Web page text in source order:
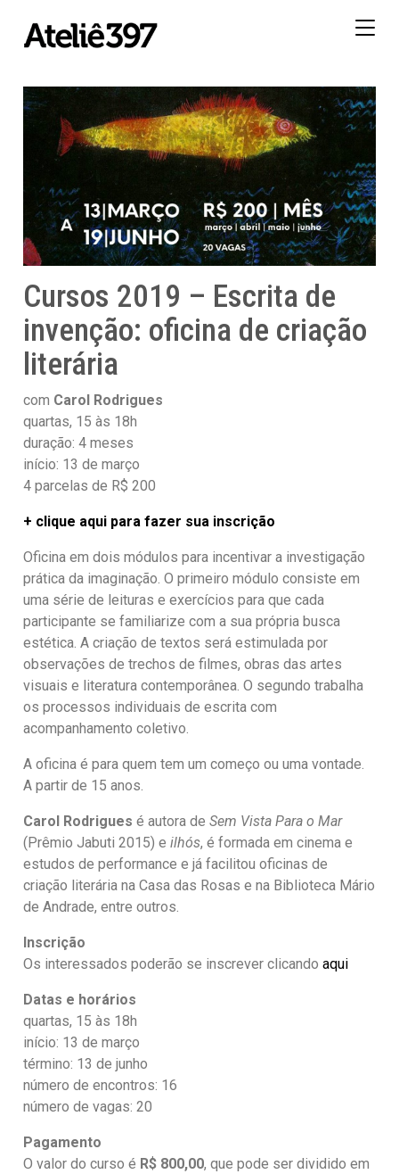
Cursos 2019 – Escrita de
invenção: oficina de criação
literária
com Carol Rodrigues
quartas, 15 às 18h
duração: 4 meses
início: 13 de março
4 parcelas de R$ 200
+ clique aqui para fazer sua inscrição
Oficina em dois módulos para incentivar a investigação
prática da imaginação. O primeiro módulo consiste em
uma série de leituras e exercícios para que cada
participante se familiarize com a sua própria busca
estética. A criação de textos será estimulada por
observações de trechos de filmes, obras das artes
visuais e literatura contemporânea. O segundo trabalha
os processos individuais de escrita com
acompanhamento coletivo.
A oficina é para quem tem um começo ou uma vontade.
A partir de 15 anos.
Carol Rodrigues é autora deSem Vista Para o Mar
(Prêmio Jabuti 2015) eilhós, é formada em cinema e
estudos de performance e já facilitou oficinas de
criação literária na Casa das Rosas e na Biblioteca Mário
de Andrade, entre outros.
Inscrição
Os interessados poderão se inscrever clicandoaqui
Datas e horários
quartas, 15 às 18h
início: 13 de março
término: 13 de junho
número de encontros: 16
número de vagas: 20
Pagamento
O valor do curso é R$ 800,00, que pode ser dividido em